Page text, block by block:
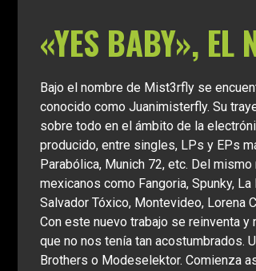
«YES BABY», EL
Bajo el nombre de Mist3rfly se
conocido como Juanimisterfly. Su
sobre todo en el ámbito de la
producido, entre singles, LPs y EPs
Parabólica, Munich 72, etc. Del
mexicanos como Fangoria, Spunky,
Salvador Tóxico, Montevideo, Lorena
Con este nuevo trabajo se reinventa
que no nos tenía tan acostumbrados.
Brothers o Modeselektor. Comienza